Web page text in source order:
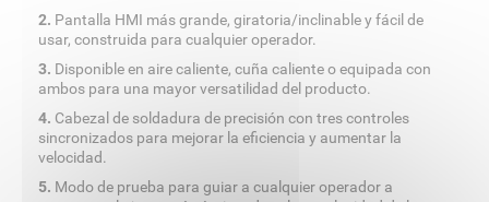
2. Pantalla HMI más grande, giratoria/inclinable y fácil de
usar, construida para cualquier operador.
3. Disponible en aire caliente, cuña caliente o equipada con
ambos para una mayor versatilidad del producto.
4. Cabezal de soldadura de precisión con tres controles
sincronizados para mejorar la eficiencia y aumentar la
velocidad.
5. Modo de prueba para guiar a cualquier operador a